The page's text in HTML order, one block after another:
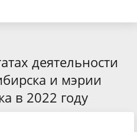
деятельности
и мэрии
в 2022 году